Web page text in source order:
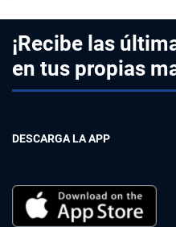
¡Recibe las
en tus propias
DESCARGA LA APP